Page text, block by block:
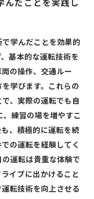
んだことを実践し
学んだことを効果的
基本的な運転技術を
の操作、交通ルー
学びます。これらの
、実際の運転でも自
練習の場を増やすこ
、積極的に運転を続
の運転を経験してく
運転は貴重な体験で
イブに出かけること
転技術を向上させる